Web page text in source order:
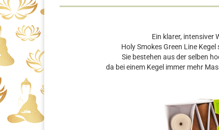
Ein klarer, intensiver
Holy Smokes Green Line
Sie bestehen aus der selben
da bei einem Kegel immer mehr